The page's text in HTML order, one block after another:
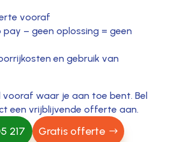
vooraf
pay – geen oplossing = geen
en gebruik van
vooraf waar je aan toe bent. Bel
een vrijblijvende offerte aan.
217 Gratis offerte